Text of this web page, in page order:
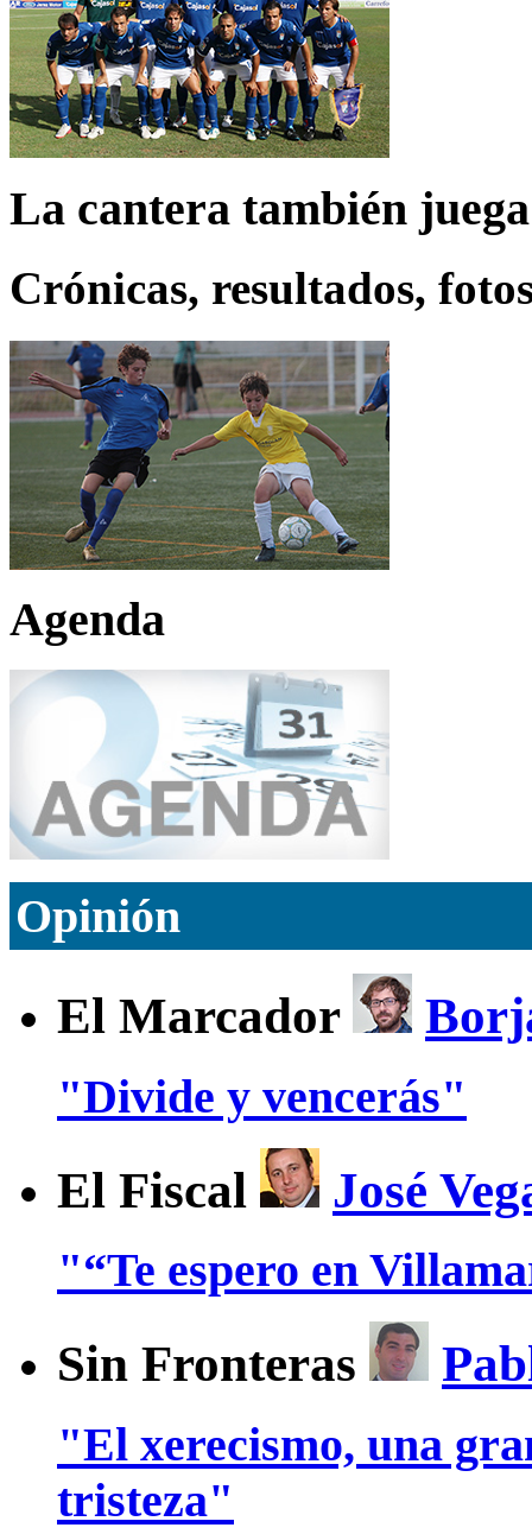
La cantera también juega
Crónicas, resultados,
Agenda
Opinión
El Marcador
"Divide y vencerás"
El Fiscal José
"“Te espero en
Sin Fronteras
"El xerecismo, una
tristeza"